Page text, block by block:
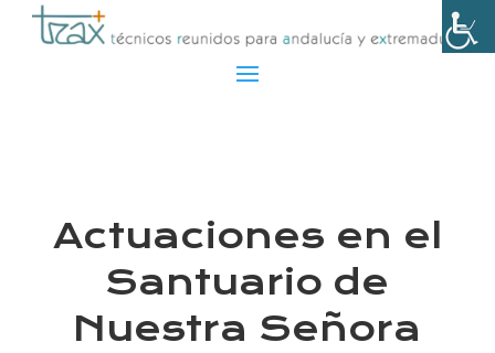
Actuaciones en el
Santuario de
Nuestra Señora